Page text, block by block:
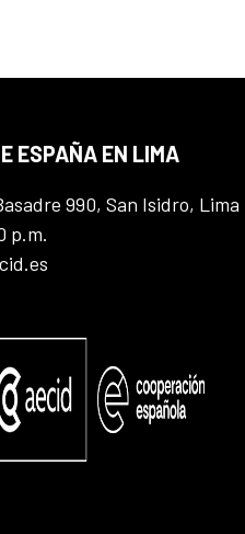
ESPAÑA EN LIMA
990, San Isidro, Lima
p.m.